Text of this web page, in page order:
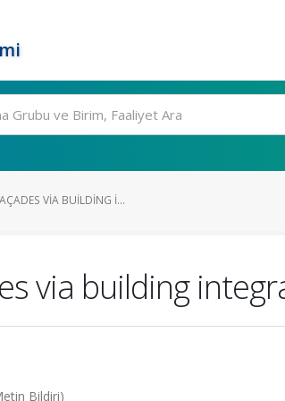
VIA BUILDING I...
via building
Bildiri)